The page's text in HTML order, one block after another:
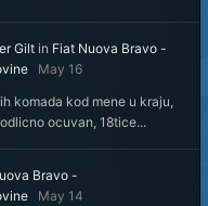
Giltin Fiat Nuova Bravo -
May 16
komada kod mene u kraju,
ocuvan, 18tice...
Bravo -
May 14